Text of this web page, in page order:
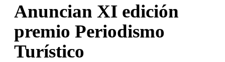
Anuncian XI edición
premio Periodismo
Turístico